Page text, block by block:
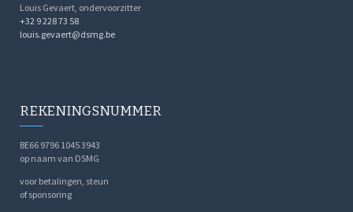
Louis Gevaert, ondervoorzitter
+32 9 228 73 58
louis.gevaert@dsmg.be
REKENINGSNUMMER
BE66 9796 1045 3943
op naam van DSMG
voor betalingen, steun
of sponsoring